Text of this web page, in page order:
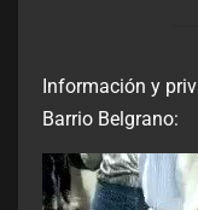
Información y
Barrio Belgrano: